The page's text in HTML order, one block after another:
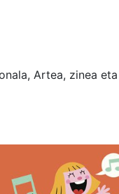
Artea, zinea